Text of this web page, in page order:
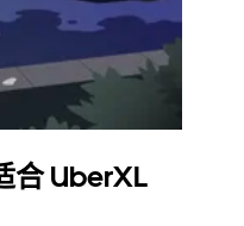
合 UberXL